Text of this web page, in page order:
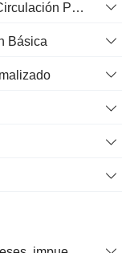
Acciones Promedio Diluidas en Circulación Ponderadas
Básica